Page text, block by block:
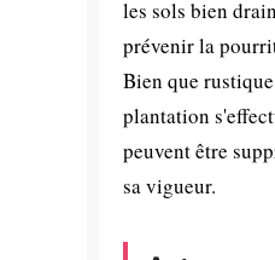
les sols bien
prévenir la
Bien que
plantation
peuvent être
sa vigueur.